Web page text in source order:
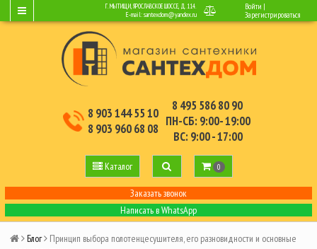
Г. МЫТИЩИ, ЯРОСЛАВСКОЕ ШОССЕ, Д.114.
E-mail:santexdom@yandex.ru
Войти |
Зарегистрироваться
8 903 144 55 10
8 903 960 68 08
8 495 586 80 90
ПН-СБ: 9:00- 19:00
ВС: 9:00 - 17:00
Каталог 0
Заказать звонок
Написать в WhatsApp
Блог
Принцип выбора полотенцесушителя, его разновидности и основные